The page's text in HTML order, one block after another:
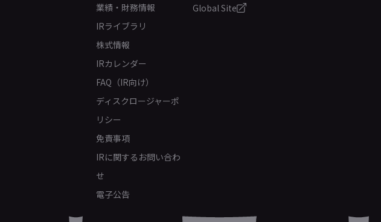
業績・財務情報
IRライブラリ
株式情報
IRカレンダー
FAQ（IR向け）
ディスクロージャーポ
リシー
免責事項
IRに関するお問い合わ
せ
電子公告
Global Site